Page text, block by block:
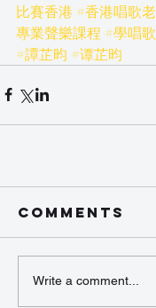
比賽香港 #香港唱歌
專業聲樂課程 #學唱
#譚芷昀 #谭芷昀
Comments
Write a comment...